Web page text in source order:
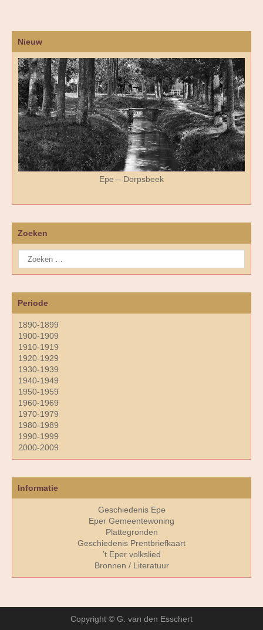
Nieuw
Epe – Dorpsbeek
Zoeken
Periode
1890-1899
1900-1909
1910-1919
1920-1929
1930-1939
1940-1949
1950-1959
1960-1969
1970-1979
1980-1989
1990-1999
2000-2009
Informatie
Geschiedenis Epe
Eper Gemeentewoning
Plattegronden
Geschiedenis Prentbriefkaart
’t Eper volkslied
Bronnen / Literatuur
Copyright © G. van den Esschert